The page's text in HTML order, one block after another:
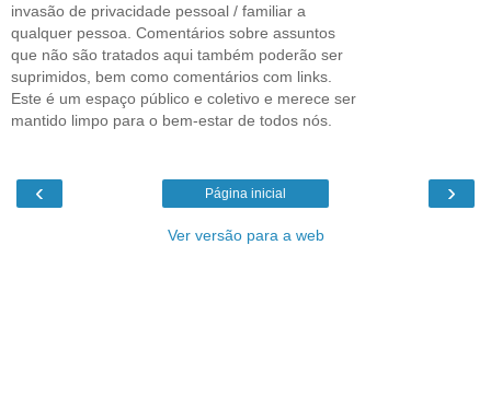
invasão de privacidade pessoal / familiar a
qualquer pessoa. Comentários sobre assuntos
que não são tratados aqui também poderão ser
suprimidos, bem como comentários com links.
Este é um espaço público e coletivo e merece ser
mantido limpo para o bem-estar de todos nós.
‹ ›
Página inicial
Ver versão para a web